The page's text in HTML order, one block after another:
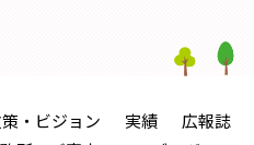
・ビジョン 実績
広報誌